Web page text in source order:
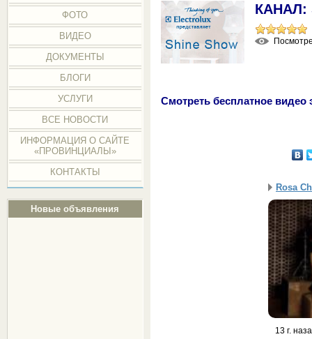
ФОТО
ВИДЕО
ДОКУМЕНТЫ
БЛОГИ
УСЛУГИ
ВСЕ НОВОСТИ
ИНФОРМАЦИЯ О САЙТЕ
«ПРОВИНЦИАЛЫ»
КОНТАКТЫ
Новые объявления
КАНАЛ:
Смотреть бесплатное видео
Rosa
13 г.